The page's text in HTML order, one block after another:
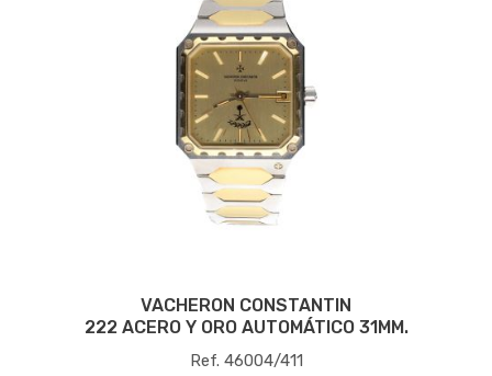
VACHERON CONSTANTIN
222 ACERO Y ORO AUTOMÁTICO 31MM.
Ref. 46004/411